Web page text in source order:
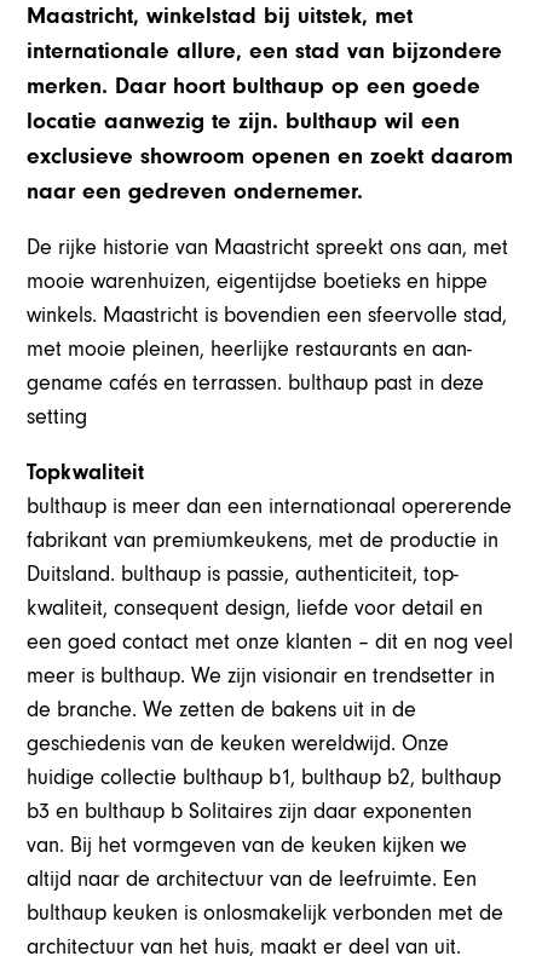
Maastricht, winkelstad bij uitstek, met
internationale allure, een stad van bijzondere
merken. Daar hoort bulthaup op een goede
locatie aanwezig te zijn. bulthaup wil een
exclusieve showroom openen en zoekt daarom
naar een gedreven ondernemer.
De rijke historie van Maastricht spreekt ons aan, met
mooie warenhuizen, eigentijdse boetieks en hippe
winkels. Maastricht is bovendien een sfeervolle stad,
met mooie pleinen, heerlijke restaurants en aan-
gename cafés en terrassen. bulthaup past in deze
setting
Topkwaliteit
bulthaup is meer dan een internationaal opererende
fabrikant van premiumkeukens, met de productie in
Duitsland. bulthaup is passie, authenticiteit, top-
kwaliteit, consequent design, liefde voor detail en
een goed contact met onze klanten – dit en nog veel
meer is bulthaup. We zijn visionair en trendsetter in
de branche. We zetten de bakens uit in de
geschiedenis van de keuken wereldwijd. Onze
huidige collectie bulthaup b1, bulthaup b2, bulthaup
b3 en bulthaup b Solitaires zijn daar exponenten
van. Bij het vormgeven van de keuken kijken we
altijd naar de architectuur van de leefruimte. Een
bulthaup keuken is onlosmakelijk verbonden met de
architectuur van het huis, maakt er deel van uit.